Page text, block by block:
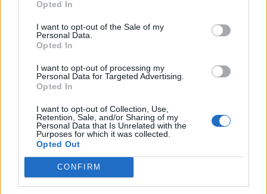
Opted In
I want to opt-out of the Sale of my
Personal Data.
Opted In
I want to opt-out of processing my
Personal Data for Targeted Advertising.
Opted In
I want to opt-out of Collection, Use,
Retention, Sale, and/or Sharing of my
Personal Data that Is Unrelated with the
Purposes for which it was collected.
Opted Out
CONFIRM
Tra stelle, trekking ed